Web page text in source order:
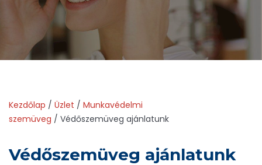
Kezdőlap / Üzlet / Munkavédelmi
szemüveg / Védőszemüveg ajánlatunk
Védőszemüveg ajánlatunk